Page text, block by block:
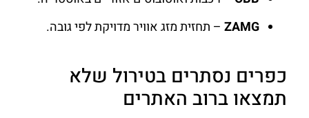
ZAMG – תחזית מזג אוויר מדויקת לפי גובה.
כפרים נסתרים בטירול שלא
תמצאו ברוב האתרים